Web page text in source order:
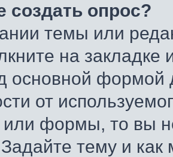
создать опрос?
темы или
на
основной формой
от
или формы, то вы
тему и